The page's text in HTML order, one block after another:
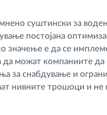
суштински за
постојана
значење е да се
можат компаниите да
за снабдување и
нивните трошоци и не